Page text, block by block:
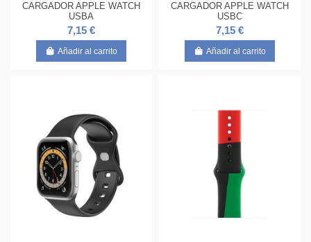
CARGADOR APPLE WATCH
USBA
7,15 €
Añadir al carrito
CARGADOR APPLE WATCH
USBC
7,15 €
Añadir al carrito